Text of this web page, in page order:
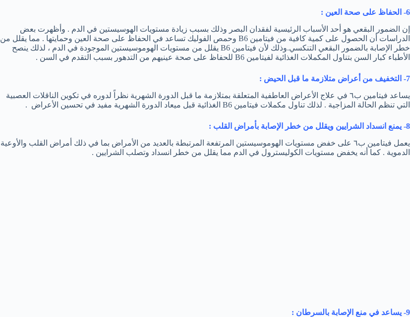
6- الحفاظ على صحة العين :
إن الضمور البقعي هو أحد الأسباب الرئيسية لفقدان البصر وذلك بسبب زيادة مستويات الهوسيستين في الدم . وأظهرت بعض
الدراسات أن الحصول على كمية كافية من فيتامين B6 وحمص الفوليك تساعد في الحفاظ على صحة العين وحمايتها . مما يقلل من
خطر الإصابة بالضمور البقعي التنكسي.وذلك لأن فيتامين B6 يقلل من مستويات الهوموسيستين الموجودة في الدم ، لذلك ينصح
الأطباء كبار السن بتناول المكملات الغذائية لفيتامين B6 للحفاظ على صحة عينيهم من التدهور بسبب التقدم في السن .
7- التخفيف من أعراض متلازمة ما قبل الحيض :
يساعد فيتامين ب٦ في علاج الأعراض العاطفية المتعلقة بمتلازمة ما قبل الدورة الشهرية نظراً لدوره في تكوين الناقلات العصبية
التي تنظم الحالة المزاجية . لذلك تناول مكملات فيتامين B6 الغذائية قبل ميعاد الدورة الشهرية مفيد في تحسين الأعراض .
8- يمنع انسداد الشرايين ويقلل من خطر الإصابة بأمراض القلب :
يعمل فيتامين ب٦ على خفض مستويات الهوموسيستين المرتفعة المرتبطة بالعديد من الأمراض بما في ذلك أمراض القلب والأوعية
الدموية . كما أنه يخفض مستويات الكوليسترول في الدم مما يقلل من خطر انسداد وتصلب الشرايين .
9- يساعد في منع الإصابة بالسرطان :